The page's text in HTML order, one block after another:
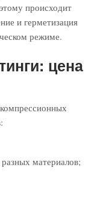
происходит
и герметизация
режиме.
цена
материалов;